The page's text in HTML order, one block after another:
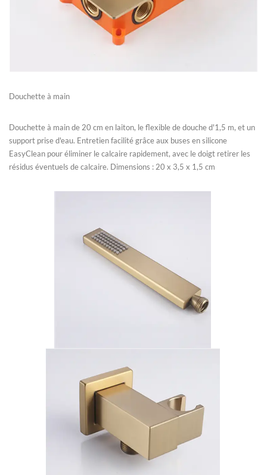
Douchette à main
Douchette à main de 20 cm en laiton, le flexible de douche d'1,5 m, et un
support prise d'eau. Entretien facilité grâce aux buses en silicone
EasyClean pour éliminer le calcaire rapidement, avec le doigt retirer les
résidus éventuels de calcaire. Dimensions : 20 x 3,5 x 1,5 cm